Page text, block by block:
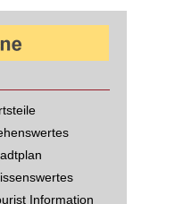
Information